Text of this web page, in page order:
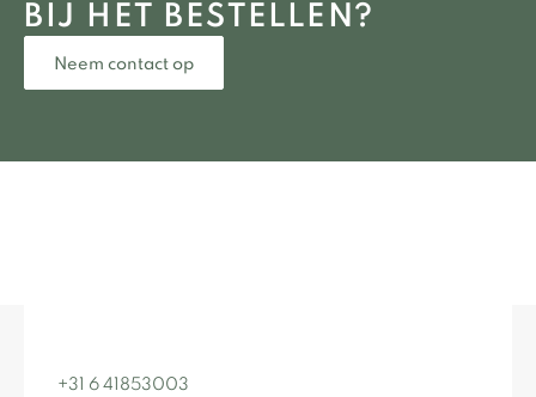
BIJ HET BESTELLEN?
Neem contact op
+31 6 41853003